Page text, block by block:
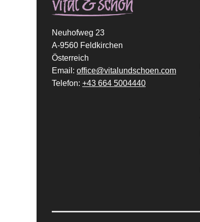
Neuhofweg 23
A-9560 Feldkirchen
Österreich
Email: office@vitalundschoen.com
Telefon: +43 664 5004440